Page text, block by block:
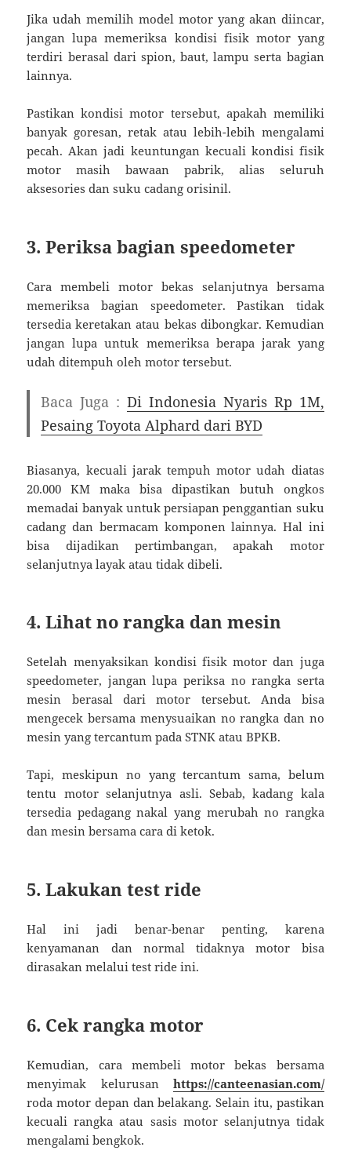
Jika udah memilih model motor yang akan diincar,
jangan lupa memeriksa kondisi fisik motor yang
terdiri berasal dari spion, baut, lampu serta bagian
lainnya.
Pastikan kondisi motor tersebut, apakah memiliki
banyak goresan, retak atau lebih-lebih mengalami
pecah. Akan jadi keuntungan kecuali kondisi fisik
motor masih bawaan pabrik, alias seluruh
aksesories dan suku cadang orisinil.
3. Periksa bagian speedometer
Cara membeli motor bekas selanjutnya bersama
memeriksa bagian speedometer. Pastikan tidak
tersedia keretakan atau bekas dibongkar. Kemudian
jangan lupa untuk memeriksa berapa jarak yang
udah ditempuh oleh motor tersebut.
Baca Juga :Di Indonesia Nyaris Rp 1M,
Pesaing Toyota Alphard dari BYD
Biasanya, kecuali jarak tempuh motor udah diatas
20.000 KM maka bisa dipastikan butuh ongkos
memadai banyak untuk persiapan penggantian suku
cadang dan bermacam komponen lainnya. Hal ini
bisa dijadikan pertimbangan, apakah motor
selanjutnya layak atau tidak dibeli.
4. Lihat no rangka dan mesin
Setelah menyaksikan kondisi fisik motor dan juga
speedometer, jangan lupa periksa no rangka serta
mesin berasal dari motor tersebut. Anda bisa
mengecek bersama menysuaikan no rangka dan no
mesin yang tercantum pada STNK atau BPKB.
Tapi, meskipun no yang tercantum sama, belum
tentu motor selanjutnya asli. Sebab, kadang kala
tersedia pedagang nakal yang merubah no rangka
dan mesin bersama cara di ketok.
5. Lakukan test ride
Hal ini jadi benar-benar penting, karena
kenyamanan dan normal tidaknya motor bisa
dirasakan melalui test ride ini.
6. Cek rangka motor
Kemudian, cara membeli motor bekas bersama
menyimak kelurusan https://canteenasian.com/
roda motor depan dan belakang. Selain itu, pastikan
kecuali rangka atau sasis motor selanjutnya tidak
mengalami bengkok.